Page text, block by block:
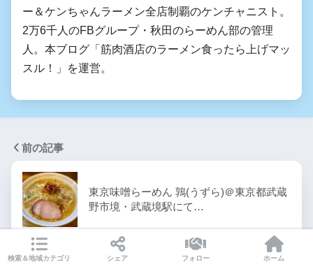
ー＆ケンちゃんラーメン全店制覇のケンチャニスト。
2万6千人のFBグループ・秋田のらーめん部の管理
人。本ブログ「筋肉酒店のラーメン食ったら上げマッ
スル！」を運営。
前の記事
東京味噌らーめん 鶉(うずら)＠東京都武蔵
野市境・武蔵境駅にて…
次の記事
検索＆地域カテゴリ シェア フォロー ホーム